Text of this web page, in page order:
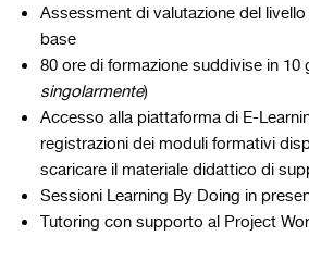
Assessment di valutazione del
base
80 ore di formazione suddivise in 10
singolarmente)
Accesso alla piattaforma di E-
registrazioni dei moduli formativi
scaricare il materiale didattico di
Sessioni Learning By Doing in
Tutoring con supporto al Project